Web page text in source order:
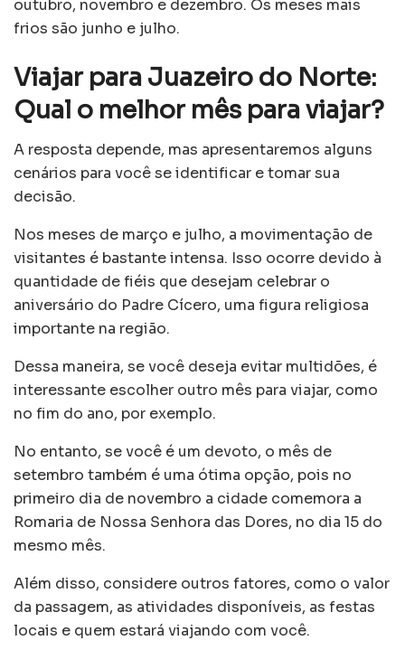
outubro, novembro e dezembro. Os meses mais
frios são junho e julho.
Viajar para Juazeiro do Norte:
Qual o melhor mês para viajar?
A resposta depende, mas apresentaremos alguns
cenários para você se identificar e tomar sua
decisão.
Nos meses de março e julho, a movimentação de
visitantes é bastante intensa. Isso ocorre devido à
quantidade de fiéis que desejam celebrar o
aniversário do Padre Cícero, uma figura religiosa
importante na região.
Dessa maneira, se você deseja evitar multidões, é
interessante escolher outro mês para viajar, como
no fim do ano, por exemplo.
No entanto, se você é um devoto, o mês de
setembro também é uma ótima opção, pois no
primeiro dia de novembro a cidade comemora a
Romaria de Nossa Senhora das Dores, no dia 15 do
mesmo mês.
Além disso, considere outros fatores, como o valor
da passagem, as atividades disponíveis, as festas
locais e quem estará viajando com você.